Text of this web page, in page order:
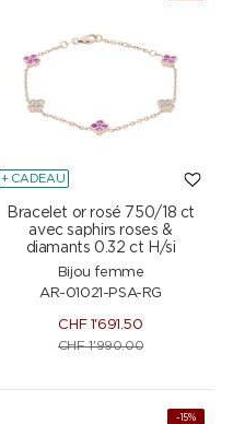
+ CADEAU
Bracelet or rosé 750/18 ct
avec saphirs roses &
diamants 0.32 ct H/si
Bijou femme
AR-01021-PSA-RG
CHF 1'691.50
CHF1'990.00
-15%